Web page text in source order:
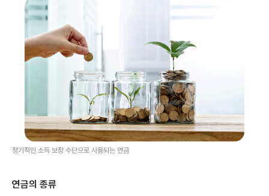
정기적인 소득 보장 수단으로 사용되는 연금
연금의 종류